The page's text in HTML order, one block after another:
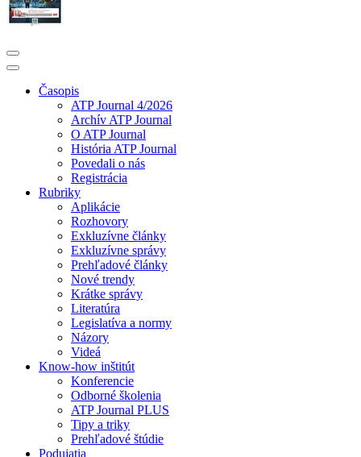
Časopis
ATP Journal 4/2026
Archív ATP Journal
O ATP Journal
História ATP Journal
Povedali o nás
Registrácia
Rubriky
Aplikácie
Rozhovory
Exkluzívne články
Exkluzívne správy
Prehľadové články
Nové trendy
Krátke správy
Literatúra
Legislatíva a normy
Názory
Videá
Know-how inštitút
Konferencie
Odborné školenia
ATP Journal PLUS
Tipy a triky
Prehľadové štúdie
Podujatia